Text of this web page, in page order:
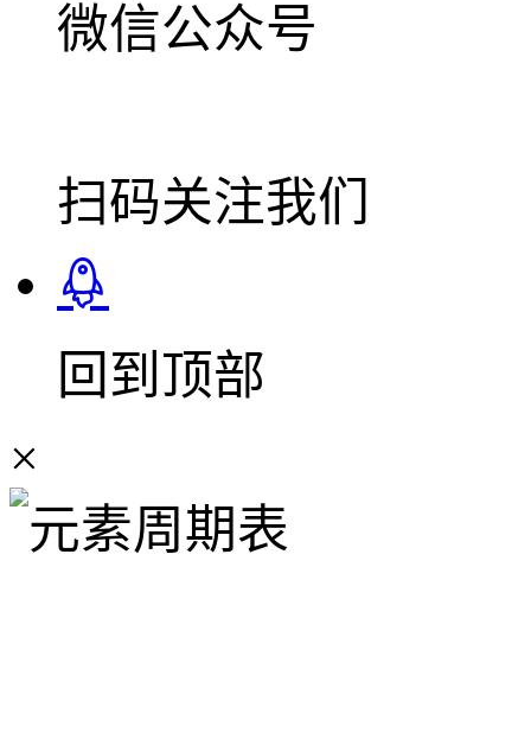
微信公众号
扫码关注我们
回到顶部
×